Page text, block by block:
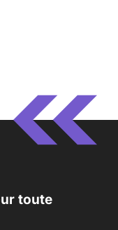
toute